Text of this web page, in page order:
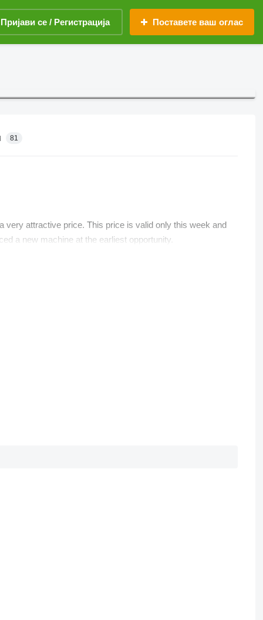
Пријави се / Регистрација Поставете ваш оглас
81
very attractive price. This price is valid only this week and
a new machine at the earliest opportunity.